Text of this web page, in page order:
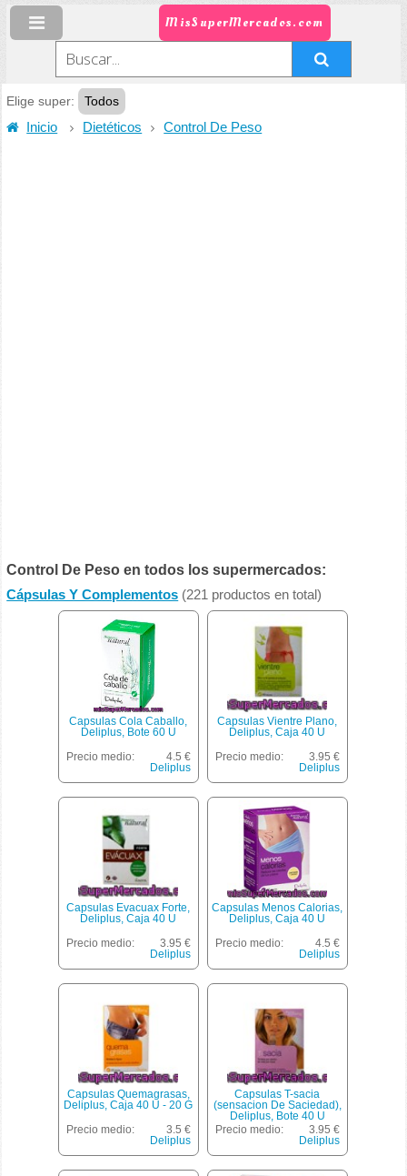
MisSuperMercados.com
Elige super:
Todos
Inicio
Dietéticos Control De Peso
Control De Peso en todos los supermercados:
Cápsulas Y Complementos (221 productos en total)
Capsulas Cola Caballo,
Deliplus, Bote 60 U
Precio medio:
4.5 €
Deliplus
Capsulas Vientre Plano,
Deliplus, Caja 40 U
Precio medio:
3.95 €
Deliplus
Capsulas Evacuax Forte,
Deliplus, Caja 40 U
Precio medio:
3.95 €
Deliplus
Capsulas Menos Calorias,
Deliplus, Caja 40 U
Precio medio:
4.5 €
Deliplus
Capsulas Quemagrasas,
Deliplus, Caja 40 U - 20 G
Precio medio:
3.5 €
Deliplus
Capsulas T-sacia
(sensacion De Saciedad),
Deliplus, Bote 40 U
Precio medio:
3.95 €
Deliplus